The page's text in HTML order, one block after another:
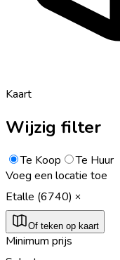
Kaart
Wijzig filter
Te Koop
Te Huur
Voeg een locatie toe
Etalle (6740)
Of teken op kaart
Minimum prijs